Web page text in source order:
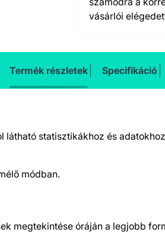
vásárlói
Termék részletek Specifikáció
statisztikákhoz és
módban.
megtekintése óráján a legjobb